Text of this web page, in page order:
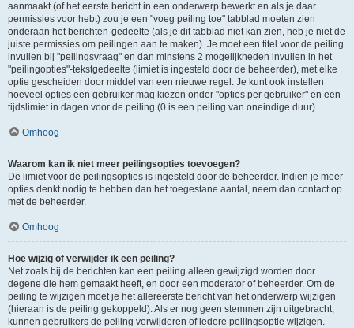
aanmaakt (of het eerste bericht in een onderwerp bewerkt en als je daar
permissies voor hebt) zou je een "voeg peiling toe" tabblad moeten zien
onderaan het berichten-gedeelte (als je dit tabblad niet kan zien, heb je niet de
juiste permissies om peilingen aan te maken). Je moet een titel voor de peiling
invullen bij "peilingsvraag" en dan minstens 2 mogelijkheden invullen in het
"peilingopties"-tekstgedeelte (limiet is ingesteld door de beheerder), met elke
optie gescheiden door middel van een nieuwe regel. Je kunt ook instellen
hoeveel opties een gebruiker mag kiezen onder "opties per gebruiker" en een
tijdslimiet in dagen voor de peiling (0 is een peiling van oneindige duur).
Omhoog
Waarom kan ik niet meer peilingsopties toevoegen?
De limiet voor de peilingsopties is ingesteld door de beheerder. Indien je meer
opties denkt nodig te hebben dan het toegestane aantal, neem dan contact op
met de beheerder.
Omhoog
Hoe wijzig of verwijder ik een peiling?
Net zoals bij de berichten kan een peiling alleen gewijzigd worden door
degene die hem gemaakt heeft, en door een moderator of beheerder. Om de
peiling te wijzigen moet je het allereerste bericht van het onderwerp wijzigen
(hieraan is de peiling gekoppeld). Als er nog geen stemmen zijn uitgebracht,
kunnen gebruikers de peiling verwijderen of iedere peilingsoptie wijzigen.